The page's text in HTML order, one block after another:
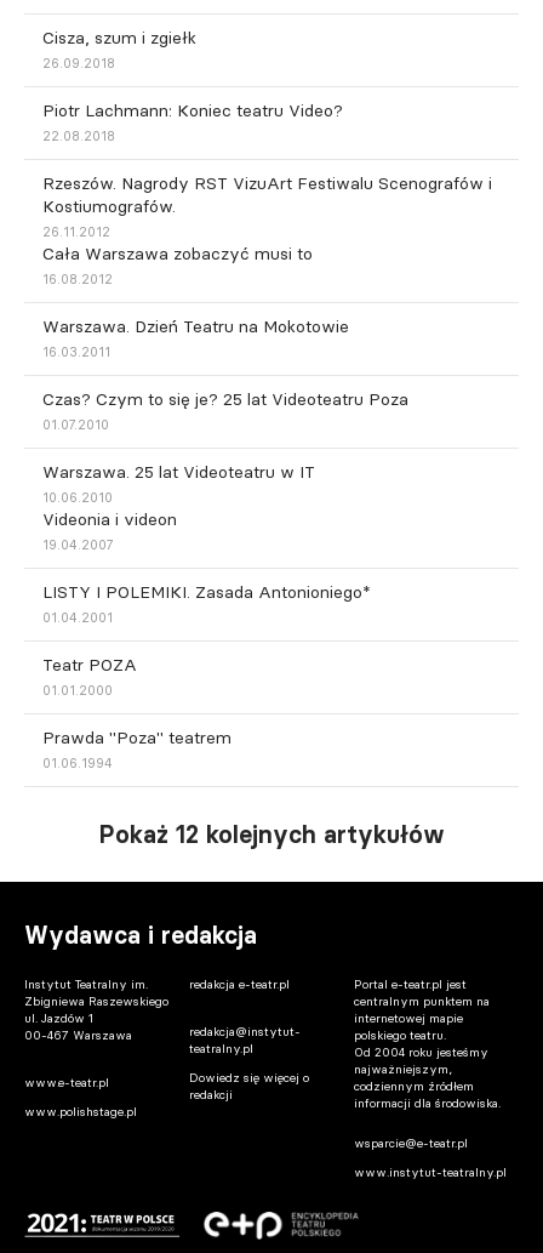
Cisza, szum i zgiełk
26.09.2018
Piotr Lachmann: Koniec teatru Video?
22.08.2018
Rzeszów. Nagrody RST VizuArt Festiwalu Scenografów i
Kostiumografów.
26.11.2012
Cała Warszawa zobaczyć musi to
16.08.2012
Warszawa. Dzień Teatru na Mokotowie
16.03.2011
Czas? Czym to się je? 25 lat Videoteatru Poza
01.07.2010
Warszawa. 25 lat Videoteatru w IT
10.06.2010
Videonia i videon
19.04.2007
LISTY I POLEMIKI. Zasada Antonioniego*
01.04.2001
Teatr POZA
01.01.2000
Prawda "Poza" teatrem
01.06.1994
Pokaż 12 kolejnych artykułów
Wydawca i redakcja
Instytut Teatralny im.
Zbigniewa Raszewskiego
ul. Jazdów 1
00-467 Warszawa
www.e-teatr.pl
www.polishstage.pl
redakcja e-teatr.pl
redakcja@instytut-
teatralny.pl
Dowiedz się więcej o
redakcji
Portal e-teatr.pl jest
centralnym punktem na
internetowej mapie
polskiego teatru.
Od 2004 roku jesteśmy
najważniejszym,
codziennym źródłem
informacji dla środowiska.
wsparcie@e-teatr.pl
www.instytut-teatralny.pl